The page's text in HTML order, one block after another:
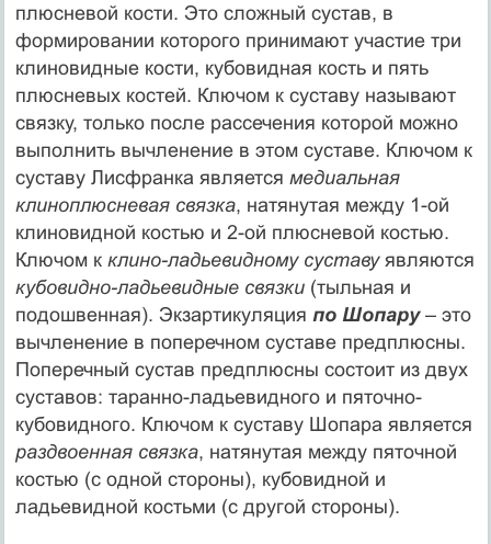
плюсневой кости. Это сложный сустав, в
формировании которого принимают участие три
клиновидные кости, кубовидная кость и пять
плюсневых костей. Ключом к суставу называют
связку, только после рассечения которой можно
выполнить вычленение в этом суставе. Ключом к
суставу Лисфранка является медиальная
клиноплюсневая связка, натянутая между 1-ой
клиновидной костью и 2-ой плюсневой костью.
Ключом к клино-ладьевидному суставуявляются
кубовидно-ладьевидные связки(тыльная и
подошвенная). Экзартикуляция по Шопару– это
вычленение в поперечном суставе предплюсны.
Поперечный сустав предплюсны состоит из двух
суставов: таранно-ладьевидного и пяточно-
кубовидного. Ключом к суставу Шопара является
раздвоенная связка, натянутая между пяточной
костью (с одной стороны), кубовидной и
ладьевидной костьми (с другой стороны).